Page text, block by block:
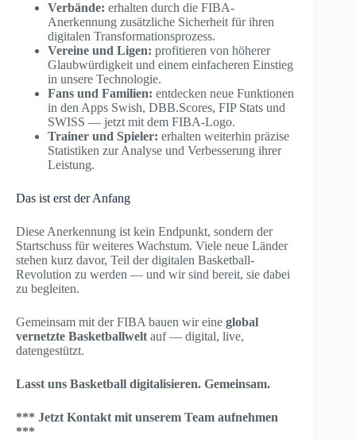
Verbände: erhalten durch die FIBA-
Anerkennung zusätzliche Sicherheit für ihren
digitalen Transformationsprozess.
Vereine und Ligen: profitieren von höherer
Glaubwürdigkeit und einem einfacheren Einstieg
in unsere Technologie.
Fans und Familien: entdecken neue Funktionen
in den Apps Swish, DBB.Scores, FIP Stats und
SWISS — jetzt mit dem FIBA-Logo.
Trainer und Spieler: erhalten weiterhin präzise
Statistiken zur Analyse und Verbesserung ihrer
Leistung.
Das ist erst der Anfang
Diese Anerkennung ist kein Endpunkt, sondern der
Startschuss für weiteres Wachstum. Viele neue Länder
stehen kurz davor, Teil der digitalen Basketball-
Revolution zu werden — und wir sind bereit, sie dabei
zu begleiten.
Gemeinsam mit der FIBA bauen wir eine global
vernetzte Basketballwelt auf — digital, live,
datengestützt.
Lasst uns Basketball digitalisieren. Gemeinsam.
*** Jetzt Kontakt mit unserem Team aufnehmen
***